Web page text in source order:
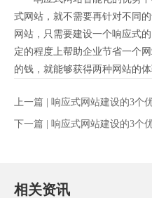
式网站，就不需要再针对不同
网站，只需要建设一个响应式
定的程度上帮助企业节省一个
的钱，就能够获得两种网站的
上一篇 | 响应式网站建设的3个
下一篇 | 响应式网站建设的3个
相关资讯